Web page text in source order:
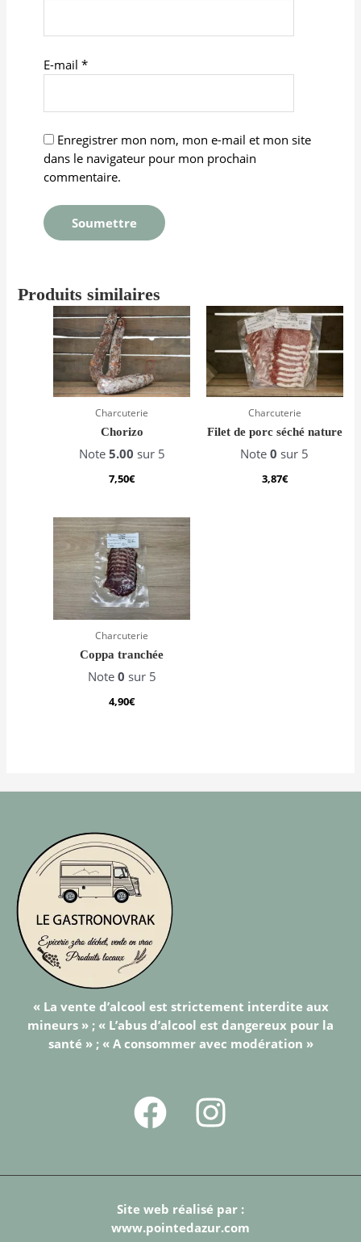
E-mail *
Enregistrer mon nom, mon e-mail et mon site
dans le navigateur pour mon prochain
commentaire.
Produits similaires
Charcuterie
Chorizo
Note 5.00 sur 5
7,50€
Charcuterie
Filet de porc séché nature
Note0 sur 5
3,87€
Charcuterie
Coppa tranchée
Note 0 sur 5
4,90€
« La vente d’alcool est strictement interdite aux
mineurs » ; « L’abus d’alcool est dangereux pour la
santé » ; « A consommer avec modération »
Site web réalisé par :
www.pointedazur.com